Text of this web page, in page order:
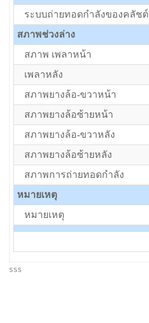
ระบบถ่ายทอดกำลังของคลัชต์
สภาพช่วงล่าง
สภาพ เพลาหน้า
เพลาหลัง
สภาพยางล้อ-ขวาหน้า
สภาพยางล้อซ้ายหน้า
สภาพยางล้อ-ขวาหลัง
สภาพยางล้อซ้ายหลัง
สภาพการถ่ายทอดกำลัง
หมายเหตุ
หมายเหตุ
sss